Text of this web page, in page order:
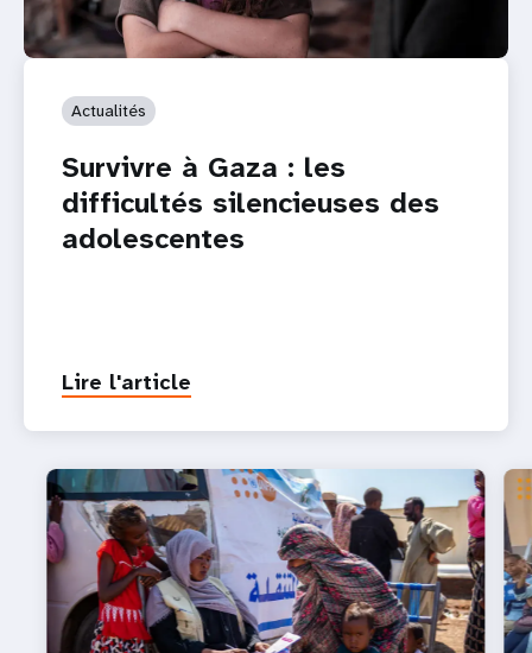
Actualités
Survivre à Gaza : les
difficultés silencieuses des
adolescentes
Lire l'article